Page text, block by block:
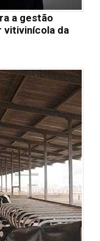
a gestão
vitivinícola da